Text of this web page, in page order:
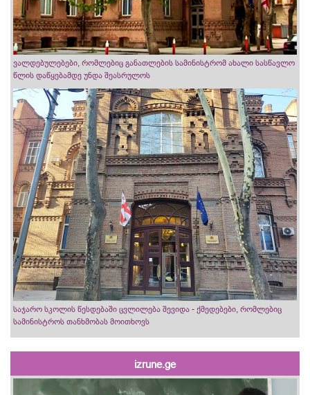
ვალდებულებები, რომლებიც განათლების სამინისტრომ ახალი სასწავლო
წლის დაწყებამდე უნდა შეასრულოს
საჯარო სკოლის წესდებაში ცვლილება შევიდა - ქმედებები, რომლებიც
სამინისტროს თანხმობას მოითხოვს
izrune.ge